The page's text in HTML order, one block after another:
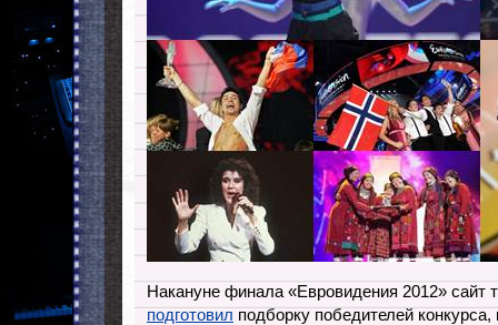
Накануне финала «Евровидения 2012» сайт
подготовилподборку победителей конкурса,